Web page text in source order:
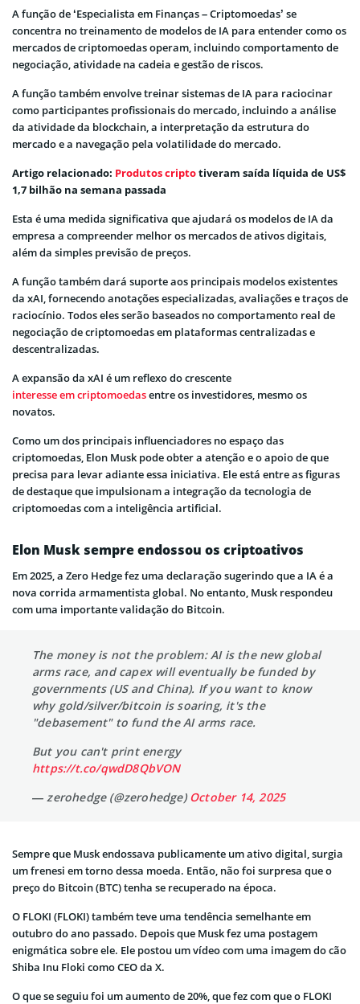
A função de ‘Especialista em Finanças – Criptomoedas’ se
concentra no treinamento de modelos de IA para entender como os
mercados de criptomoedas operam, incluindo comportamento de
negociação, atividade na cadeia e gestão de riscos.
A função também envolve treinar sistemas de IA para raciocinar
como participantes profissionais do mercado, incluindo a análise
da atividade da blockchain, a interpretação da estrutura do
mercado e a navegação pela volatilidade do mercado.
Artigo relacionado: Produtos criptotiveram saída líquida de US$
1,7 bilhão na semana passada
Esta é uma medida significativa que ajudará os modelos de IA da
empresa a compreender melhor os mercados de ativos digitais,
além da simples previsão de preços.
A função também dará suporte aos principais modelos existentes
da xAI, fornecendo anotações especializadas, avaliações e traços de
raciocínio. Todos eles serão baseados no comportamento real de
negociação de criptomoedas em plataformas centralizadas e
descentralizadas.
A expansão da xAI é um reflexo do crescente
interesse em criptomoedasentre os investidores, mesmo os
novatos.
Como um dos principais influenciadores no espaço das
criptomoedas, Elon Musk pode obter a atenção e o apoio de que
precisa para levar adiante essa iniciativa. Ele está entre as figuras
de destaque que impulsionam a integração da tecnologia de
criptomoedas com a inteligência artificial.
Elon Musk sempre endossou os criptoativos
Em 2025, a Zero Hedge fez uma declaração sugerindo que a IA é a
nova corrida armamentista global. No entanto, Musk respondeu
com uma importante validação do Bitcoin.
The money is not the problem: AI is the new global
arms race, and capex will eventually be funded by
governments (US and China). If you want to know
why gold/silver/bitcoin is soaring, it's the
"debasement" to fund the AI arms race.
But you can't print energy
https://t.co/qwdD8QbVON
— zerohedge (@zerohedge)October 14, 2025
Sempre que Musk endossava publicamente um ativo digital, surgia
um frenesi em torno dessa moeda. Então, não foi surpresa que o
preço do Bitcoin (BTC) tenha se recuperado na época.
O FLOKI (FLOKI) também teve uma tendência semelhante em
outubro do ano passado. Depois que Musk fez uma postagem
enigmática sobre ele. Ele postou um vídeo com uma imagem do cão
Shiba Inu Floki como CEO da X.
O que se seguiu foi um aumento de 20%, que fez com que o FLOKI